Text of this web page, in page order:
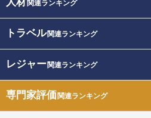
人材関連ランキング
トラベル関連ランキング
レジャー関連ランキング
専門家評価関連ランキング